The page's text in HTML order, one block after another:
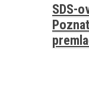
SDS-